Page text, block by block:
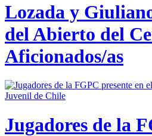
Lozada y
del Abierto del
Aficionados/as
Jugadores de la